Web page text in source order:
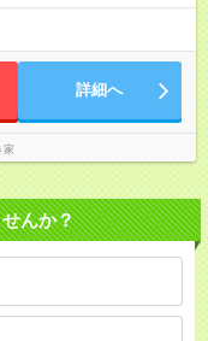
詳細へ
家
んか？